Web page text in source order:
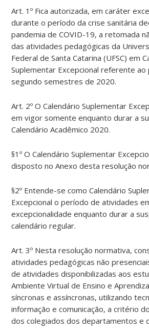
Art. 1º Fica autorizada, em caráter
durante o período da crise sanitária
pandemia de COVID-19, a retomada
das atividades pedagógicas da
Federal de Santa Catarina (UFSC) em
Suplementar Excepcional referente ao
segundo semestres de 2020.
Art. 2º O Calendário Suplementar
em vigor somente enquanto durar a
Calendário Acadêmico 2020.
§1º O Calendário Suplementar
disposto no Anexo desta resolução
§2º Entende-se como Calendário
Excepcional o período de atividades
excepcionalidade enquanto durar a
calendário regular.
Art. 3º Nesta resolução normativa,
atividades pedagógicas não
de atividades disponibilizadas aos
Ambiente Virtual de Ensino e
síncronas e assíncronas, utilizando
informação e comunicação, a critério
dos colegiados dos departamentos e